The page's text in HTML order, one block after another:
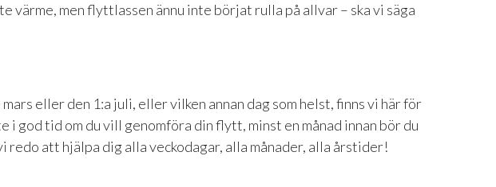
värme, men flyttlassen ännu inte börjat rulla på allvar – ska vi säga
eller den 1:a juli, eller vilken annan dag som helst, finns vi här för
i god tid om du vill genomföra din flytt, minst en månad innan bör du
redo att hjälpa dig alla veckodagar, alla månader, alla årstider!